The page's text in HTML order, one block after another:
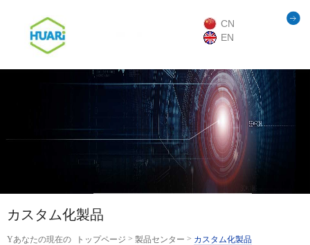
CN
EN
カスタム化製品
Yあなたの現在の
トップページ > 製品センター > カスタム化製品